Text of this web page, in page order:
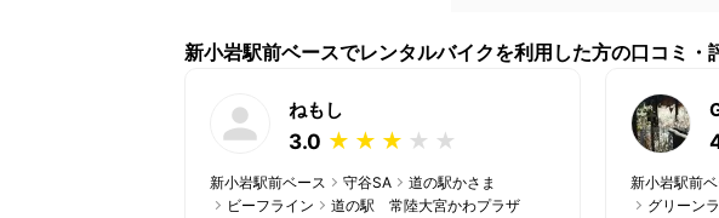
新小岩駅前ベースでレンタルバイクを利用した方の口コミ・
ねもし
3.0 ★
★
★
★
★
新小岩駅前ベース 守谷SA
道の駅かさま
ビーフライン
道の駅 常陸大宮かわプラザ
新小岩駅前
グリーン